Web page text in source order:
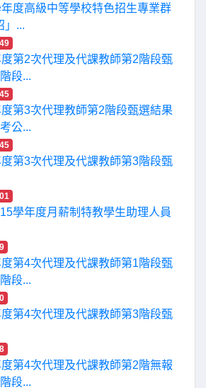
度高級中等學校特色招生專業群
」...
第2次代理及代課教師第2階段甄
段...
第3次代理教師第2階段甄選結果
公...
第3次代理及代課教師第3階段甄
學年度月薪制特教學生助理人員
第4次代理及代課教師第1階段甄
段...
第4次代理及代課教師第3階段甄
第4次代理及代課教師第2階無報
段...